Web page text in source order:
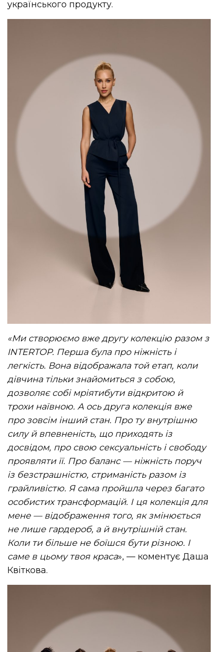
українського продукту.
«Ми створюємо вже другу колекцію разом з
INTERTOP. Перша була про ніжність і
легкість. Вона відображала той етап, коли
дівчина тільки знайомиться з собою,
дозволяє собі мріятибути відкритою й
трохи наївною. А ось друга колекція вже
про зовсім інший стан. Про ту внутрішню
силу й впевненість, що приходять із
досвідом, про свою сексуальність і свободу
проявляти її. Про баланс — ніжність поруч
із безстрашністю, стриманість разом із
грайливістю. Я сама пройшла через багато
особистих трансформацій. І ця колекція для
мене — відображення того, як змінюється
не лише гардероб, а й внутрішній стан.
Коли ти більше не боїшся бути різною. І
саме в цьому твоя краса», — коментує Даша
Квіткова.